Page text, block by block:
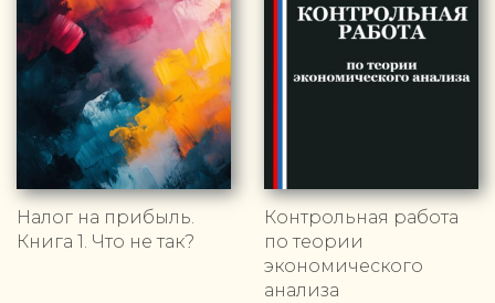
Налог на прибыль.
Книга 1. Что не так?
Контрольная работа
по теории
экономического
анализа